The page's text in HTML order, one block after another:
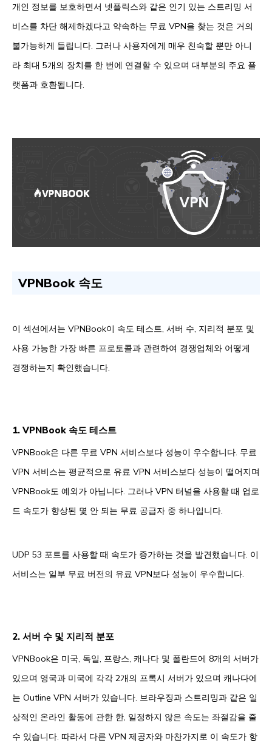
개인 정보를 보호하면서 넷플릭스와 같은 인기 있는 스트리밍 서
비스를 차단 해제하겠다고 약속하는 무료 VPN을 찾는 것은 거의
불가능하게 들립니다. 그러나 사용자에게 매우 친숙할 뿐만 아니
라 최대 5개의 장치를 한 번에 연결할 수 있으며 대부분의 주요 플
랫폼과 호환됩니다.
VPNBook 속도
이 섹션에서는 VPNBook이 속도 테스트, 서버 수, 지리적 분포 및
사용 가능한 가장 빠른 프로토콜과 관련하여 경쟁업체와 어떻게
경쟁하는지 확인했습니다.
1. VPNBook 속도 테스트
VPNBook은 다른 무료 VPN 서비스보다 성능이 우수합니다. 무료
VPN 서비스는 평균적으로 유료 VPN 서비스보다 성능이 떨어지며
VPNBook도 예외가 아닙니다. 그러나 VPN 터널을 사용할 때 업로
드 속도가 향상된 몇 안 되는 무료 공급자 중 하나입니다.
UDP 53 포트를 사용할 때 속도가 증가하는 것을 발견했습니다. 이
서비스는 일부 무료 버전의 유료 VPN보다 성능이 우수합니다.
2. 서버 수 및 지리적 분포
VPNBook은 미국, 독일, 프랑스, 캐나다 및 폴란드에 8개의 서버가
있으며 영국과 미국에 각각 2개의 프록시 서버가 있으며 캐나다에
는 Outline VPN 서버가 있습니다. 브라우징과 스트리밍과 같은 일
상적인 온라인 활동에 관한 한, 일정하지 않은 속도는 좌절감을 줄
수 있습니다. 따라서 다른 VPN 제공자와 마찬가지로 이 속도가 항